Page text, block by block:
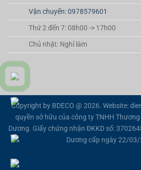
Vận chuyển: 0978579601
Thứ 2 đến 7: 08h00 -> 17h00
Chủ nhật: Nghỉ làm
Copyright by BDECO @ 2026. Website:
quyền sở hữu của công ty TNHH
Dương. Giấy chứng nhận ĐKKD số:
Dương cấp ngày 22/